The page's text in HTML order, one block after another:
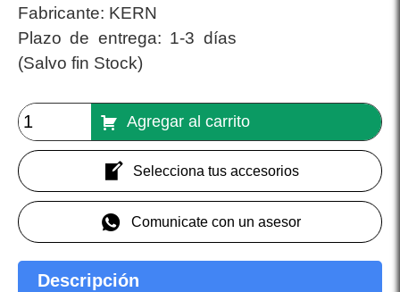
Fabricante: KERN
Plazo de entrega: 1-3 días
(Salvo fin Stock)
Agregar al carrito
Selecciona tus accesorios
Comunicate con un asesor
Descripción